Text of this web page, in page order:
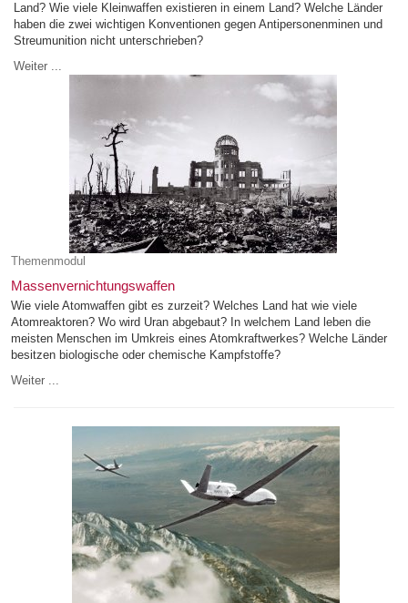
Land? Wie viele Kleinwaffen existieren in einem Land? Welche Länder
haben die zwei wichtigen Konventionen gegen Antipersonenminen und
Streumunition nicht unterschrieben?
Weiter ...
Themenmodul
Massenvernichtungswaffen
Wie viele Atomwaffen gibt es zurzeit? Welches Land hat wie viele
Atomreaktoren? Wo wird Uran abgebaut? In welchem Land leben die
meisten Menschen im Umkreis eines Atomkraftwerkes? Welche Länder
besitzen biologische oder chemische Kampfstoffe?
Weiter ...